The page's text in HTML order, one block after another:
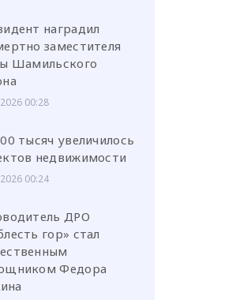
наградил
заместителя
Шамильского
00:28
тысяч увеличилось
недвижимости
00:24
ДРО
гор» стал
Федора